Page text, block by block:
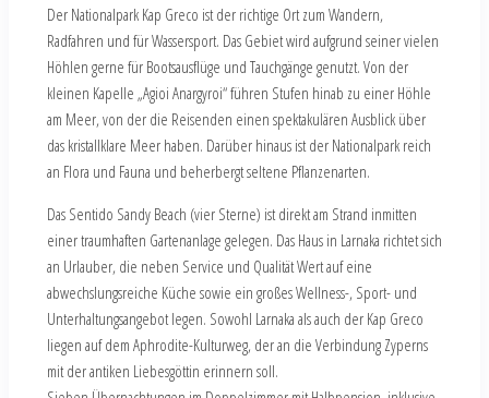
Der Nationalpark Kap Greco ist der richtige Ort zum Wandern,
Radfahren und für Wassersport. Das Gebiet wird aufgrund seiner vielen
Höhlen gerne für Bootsausflüge und Tauchgänge genutzt. Von der
kleinen Kapelle „Agioi Anargyroi“ führen Stufen hinab zu einer Höhle
am Meer, von der die Reisenden einen spektakulären Ausblick über
das kristallklare Meer haben. Darüber hinaus ist der Nationalpark reich
an Flora und Fauna und beherbergt seltene Pflanzenarten.
Das Sentido Sandy Beach (vier Sterne) ist direkt am Strand inmitten
einer traumhaften Gartenanlage gelegen. Das Haus in Larnaka richtet sich
an Urlauber, die neben Service und Qualität Wert auf eine
abwechslungsreiche Küche sowie ein großes Wellness-, Sport- und
Unterhaltungsangebot legen. Sowohl Larnaka als auch der Kap Greco
liegen auf dem Aphrodite-Kulturweg, der an die Verbindung Zyperns
mit der antiken Liebesgöttin erinnern soll.